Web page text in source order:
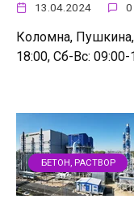
13.04.2024 0
Коломна,
18:00, Сб-Вс:
БЕТОН, РАСТВОР